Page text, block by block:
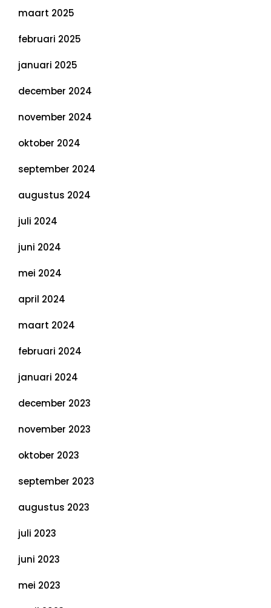
maart 2025
februari 2025
januari 2025
december 2024
november 2024
oktober 2024
september 2024
augustus 2024
juli 2024
juni 2024
mei 2024
april 2024
maart 2024
februari 2024
januari 2024
december 2023
november 2023
oktober 2023
september 2023
augustus 2023
juli 2023
juni 2023
mei 2023